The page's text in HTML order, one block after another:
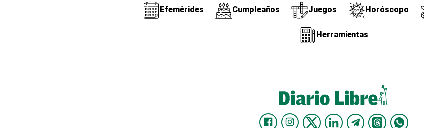
Efemérides Cumpleaños Juegos Horóscopo
Herramientas